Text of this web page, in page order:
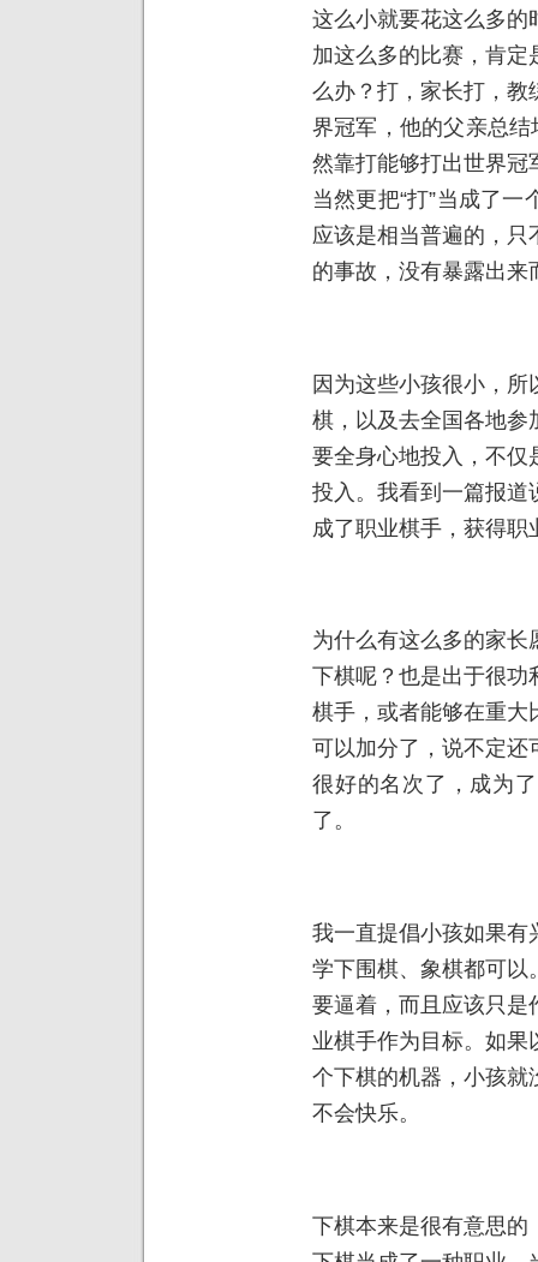
这么小就要花这么多的
加这么多的比赛，肯
么办？打，家长打，教
界冠军，他的父亲总结
然靠打能够打出世界冠
当然更把“打”当成了
应该是相当普遍的，
的事故，没有暴露出来
因为这些小孩很小，
棋，以及去全国各地参
要全身心地投入，不仅
投入。我看到一篇报道
成了职业棋手，获得
为什么有这么多的家
下棋呢？也是出于很功
棋手，或者能够在重大
可以加分了，说不定还
很好的名次了，成为
了。
我一直提倡小孩如果有
学下围棋、象棋都可以
要逼着，而且应该只是
业棋手作为目标。如
个下棋的机器，小孩就
不会快乐。
下棋本来是很有意思的